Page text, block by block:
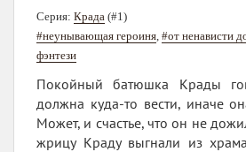
Серия: Крада (#1)
#неунывающая героиня, #от ненависти
фэнтези
Покойный батюшка Крады
должна куда-то вести, иначе
Может, и счастье, что он не
жрицу Краду выгнали из